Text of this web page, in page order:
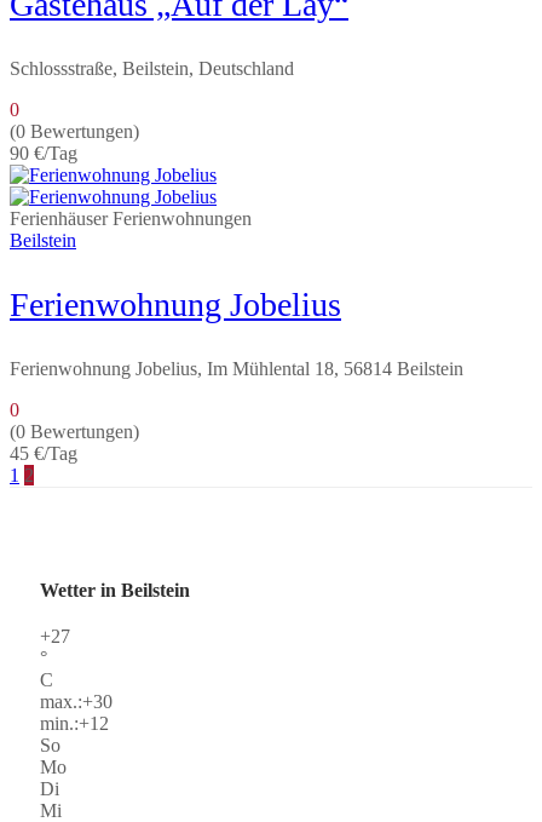
Schlossstraße, Beilstein, Deutschland
0
(0 Bewertungen)
90 €/Tag
Ferienhäuser Ferienwohnungen
Beilstein
Ferienwohnung Jobelius
Ferienwohnung Jobelius, Im Mühlental 18, 56814 Beilstein
0
(0 Bewertungen)
45 €/Tag
1 2
Wetter in Beilstein
+27
°
C
max.:+30
min.:+12
So
Mo
Di
Mi